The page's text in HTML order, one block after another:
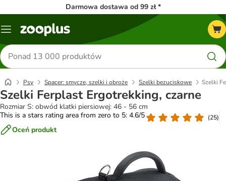
Darmowa dostawa od 99 zł *
Menu
Szukaj
produktów
Psy Spacer: smycze, szelki i obroże Szelki bezuciskowe Szelki
Szelki Ferplast Ergotrekking, czarne
Rozmiar S: obwód klatki piersiowej: 46 - 56 cm
This is a stars rating area from zero to 5: 4.6/5
(25)
Oceń produkt